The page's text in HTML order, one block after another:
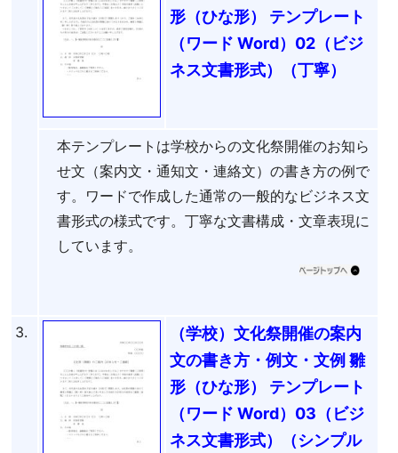
形（ひな形） テンプレート
（ワード Word）02（ビジ
ネス文書形式）（丁寧）
本テンプレートは学校からの文化祭開催のお知ら
せ文（案内文・通知文・連絡文）の書き方の例で
す。ワードで作成した通常の一般的なビジネス文
書形式の様式です。丁寧な文書構成・文章表現に
しています。
3.
（学校）文化祭開催の案内
文の書き方・例文・文例 雛
形（ひな形） テンプレート
（ワード Word）03（ビジ
ネス文書形式）（シンプル